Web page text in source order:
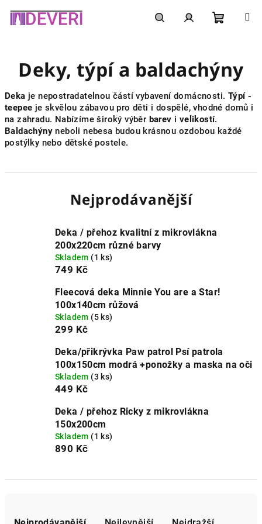
košík
Deky, týpí a baldachýny
Deka je nepostradatelnou částí vybavení domácnosti. Týpí -
teepee je skvělou zábavou pro děti i dospělé, vhodné domů i
na zahradu. Nabízíme široký výběr barev i velikostí.
Baldachýny neboli nebesa budou krásnou ozdobou každé
postýlky nebo dětské postele.
Nejprodávanější
Deka / přehoz kvalitní z mikrovlákna
200x220cm různé barvy
Skladem (1 ks)
749 Kč
Fleecová deka Minnie You are a Star!
100x140cm růžová
Skladem (5 ks)
299 Kč
Deka/přikrývka Paw patrol Psí patrola
100x150cm modrá +ponožky a maska na oči
Skladem (3 ks)
449 Kč
Deka / přehoz Ricky z mikrovlákna
150x200cm
Skladem (1 ks)
890 Kč